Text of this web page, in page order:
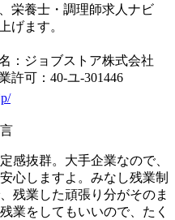
栄養士・調理師求人ナビ
げます。
：ジョブストア株式会社
許可：40-ユ-301446
感抜群。大手企業なので、
心しますよ。みなし残業制
残業した頑張り分がそのま
業をしてもいいので、たく